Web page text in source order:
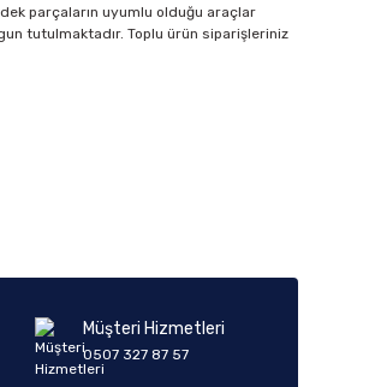
parçaların uyumlu olduğu araçlar
tutulmaktadır. Toplu ürün siparişleriniz
Müşteri Hizmetleri
0507 327 87 57